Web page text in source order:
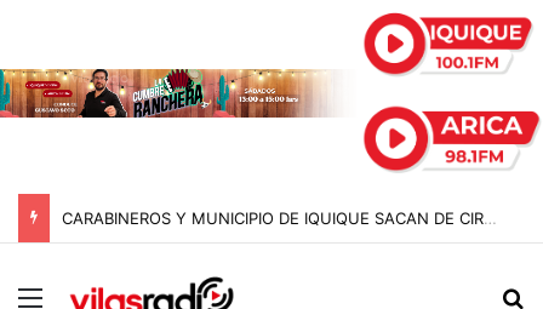
CARABINEROS Y MUNICIPIO DE IQUIQUE SACAN DE CIRCULACIÓN 10 MOTOCICLETAS Y DETIENEN A SEIS SUJETOS EN FISCALIZACIÓN NOCTURNA
Menú